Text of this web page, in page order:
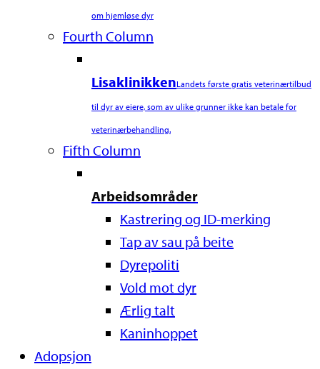
om hjemløse dyr
Fourth Column
LisaklinikkenLandets første gratis veterinærtilbud
til dyr av eiere, som av ulike grunner ikke kan betale for
veterinærbehandling.
Fifth Column
Arbeidsområder
Kastrering og ID-merking
Tap av sau på beite
Dyrepoliti
Vold mot dyr
Ærlig talt
Kaninhoppet
Adopsjon